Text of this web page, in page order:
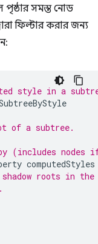
পৃষ্ঠার সমস্ত নোড
ফিল্টার করার জন্য
style in a
of a subtree.
(includes nodes
computedStyles
roots in